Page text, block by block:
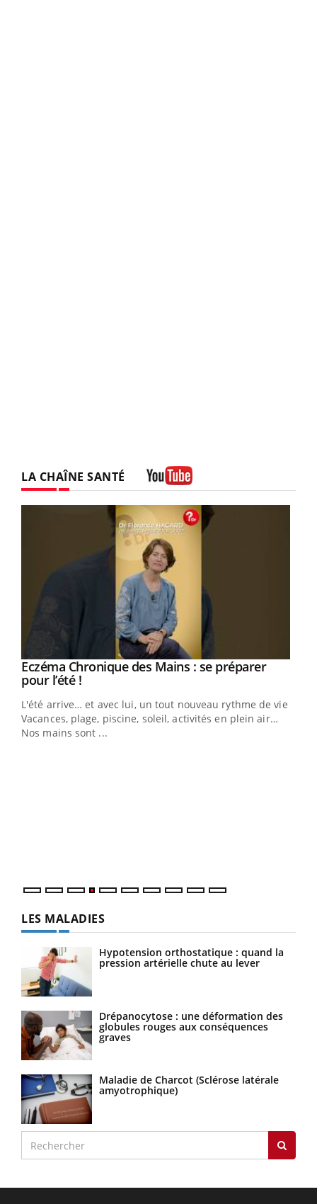
LA CHAÎNE SANTÉ
Youtube
Eczéma Chronique des Mains : se préparer
pour l’été !Youtube
L'été arrive… et avec lui, un tout nouveau rythme de vie !
Vacances, plage, piscine, soleil, activités en plein air…
Nos mains sont ...
LES MALADIES
Hypotension orthostatique : quand la
pression artérielle chute au lever
Drépanocytose : une déformation des
globules rouges aux conséquences
graves
Maladie de Charcot (Sclérose latérale
amyotrophique)